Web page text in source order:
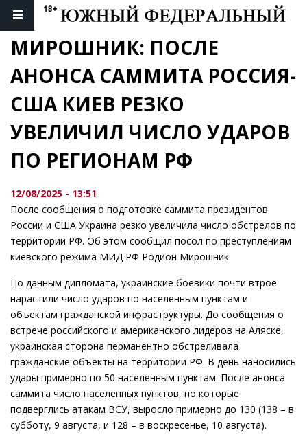
МИРОШНИК: ПОСЛЕ
АНОНСА САММИТА РОССИЯ-
США КИЕВ РЕЗКО
УВЕЛИЧИЛ ЧИСЛО УДАРОВ
ПО РЕГИОНАМ РФ
12/08/2025 - 13:51
После сообщения о подготовке саммита президентов
России и США Украина резко увеличила число обстрелов по
территории РФ. Об этом сообщил посол по преступлениям
киевского режима МИД РФ Родион Мирошник.
По данным дипломата, украинские боевики почти втрое
нарастили число ударов по населенным пунктам и
объектам гражданской инфраструктуры. До сообщения о
встрече российского и американского лидеров на Аляске,
украинская сторона перманентно обстреливала
гражданские объекты на территории РФ. В день наносились
удары примерно по 50 населенным пунктам. После анонса
саммита число населенных пунктов, по которые
подверглись атакам ВСУ, выросло примерно до 130 (138 – в
субботу, 9 августа, и 128 – в воскресенье, 10 августа).